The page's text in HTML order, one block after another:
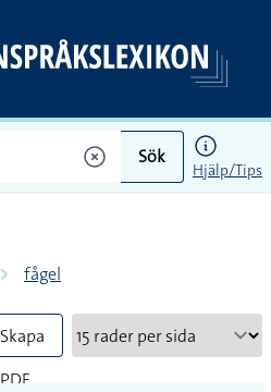
Sök
Hjälp/Tips
fågel
Skapa
PDF